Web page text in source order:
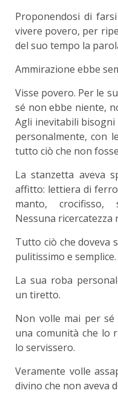
Proponendosi di
vivere povero, per
del suo tempo la
Ammirazione ebbe
Visse povero. Per le
sé non ebbe niente,
Agli inevitabili bisogni
personalmente, con
tutto ciò che non
La stanzetta aveva
affitto: lettiera di
manto, crocifisso,
Nessuna ricercatezza
Tutto ciò che doveva
pulitissimo e semplice.
La sua roba
un tiretto.
Non volle mai per sé
una comunità che lo
lo servissero.
Veramente volle
divino che non aveva